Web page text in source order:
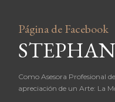
Página de Facebook
Como Asesora Profesional
apreciación de un Arte: La